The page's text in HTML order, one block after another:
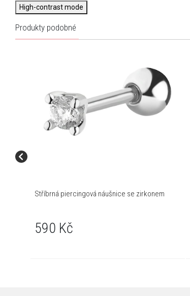
High-contrast mode
Produkty podobné
Stříbrná piercingová náušnice se zirkonem
590 Kč